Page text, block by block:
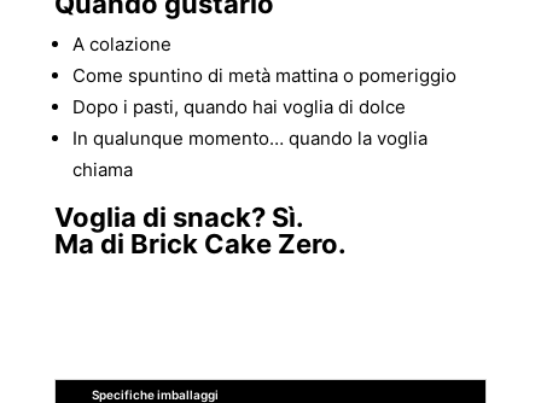
A colazione
Come spuntino di metà mattina o pomeriggio
Dopo i pasti, quando hai voglia di dolce
In qualunque momento… quando la voglia
chiama
Voglia di snack? Sì.
Ma di Brick Cake Zero.
Specifiche imballaggi